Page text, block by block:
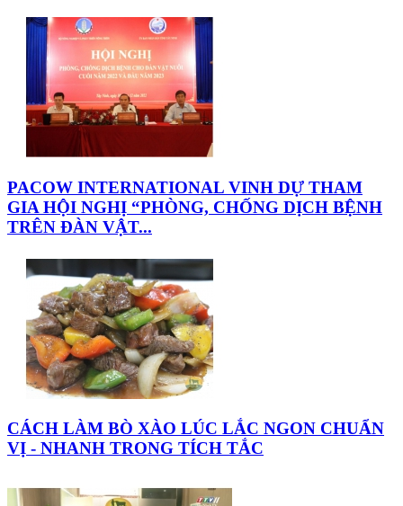
PACOW INTERNATIONAL VINH DỰ THAM
GIA HỘI NGHỊ “PHÒNG, CHỐNG DỊCH BỆNH
TRÊN ĐÀN VẬT...
CÁCH LÀM BÒ XÀO LÚC LẮC NGON CHUẨN
VỊ - NHANH TRONG TÍCH TẮC